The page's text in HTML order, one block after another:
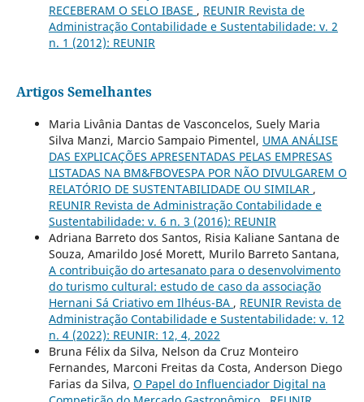
RECEBERAM O SELO IBASE , REUNIR Revista de
Administração Contabilidade e Sustentabilidade: v. 2
n. 1 (2012): REUNIR
Artigos Semelhantes
Maria Livânia Dantas de Vasconcelos, Suely Maria
Silva Manzi, Marcio Sampaio Pimentel, UMA ANÁLISE
DAS EXPLICAÇÕES APRESENTADAS PELAS EMPRESAS
LISTADAS NA BM&FBOVESPA POR NÃO DIVULGAREM O
RELATÓRIO DE SUSTENTABILIDADE OU SIMILAR ,
REUNIR Revista de Administração Contabilidade e
Sustentabilidade: v. 6 n. 3 (2016): REUNIR
Adriana Barreto dos Santos, Risia Kaliane Santana de
Souza, Amarildo José Morett, Murilo Barreto Santana,
A contribuição do artesanato para o desenvolvimento
do turismo cultural: estudo de caso da associação
Hernani Sá Criativo em Ilhéus-BA , REUNIR Revista de
Administração Contabilidade e Sustentabilidade: v. 12
n. 4 (2022): REUNIR: 12, 4, 2022
Bruna Félix da Silva, Nelson da Cruz Monteiro
Fernandes, Marconi Freitas da Costa, Anderson Diego
Farias da Silva, O Papel do Influenciador Digital na